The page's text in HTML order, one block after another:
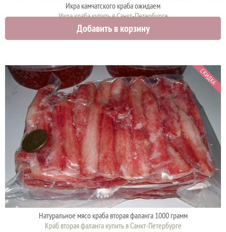
Икра камчатского краба ожидаем
Икра краба купить в Санкт-Петербурге
0 руб.
Добавить в корзину
СКИДКА
Натуральное мясо краба вторая фаланга 1000 грамм
Краб вторая фаланга купить в Санкт-Петербурге